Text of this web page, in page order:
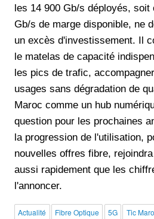
les 14 900 Gb/s déployés, soit
Gb/s de marge disponible, ne
un excès d'investissement. Il
le matelas de capacité
les pics de trafic,
usages sans dégradation de
Maroc comme un hub
question pour les prochaines
la progression de l'utilisation,
nouvelles offres fibre,
aussi rapidement que les
l'annoncer.
Actualité Fibre Optique 5G Tic